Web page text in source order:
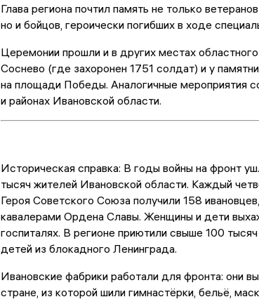
Глава региона почтил память не только
но и бойцов, героически погибших в ходе
Церемонии прошли и в других местах
Соснево (где захоронен 1751 солдат) и у
на площади Победы. Аналогичные мероприятия
и районах Ивановской области.
Историческая справка: В годы войны на фронт
тысяч жителей Ивановской области. Каждый
Героя Советского Союза получили 158
кавалерами Ордена Славы. Женщины и дети
госпиталях. В регионе приютили свыше 100
детей из блокадного Ленинграда.
Ивановские фабрики работали для фронта: они
стране, из которой шили гимнастёрки, бельё,